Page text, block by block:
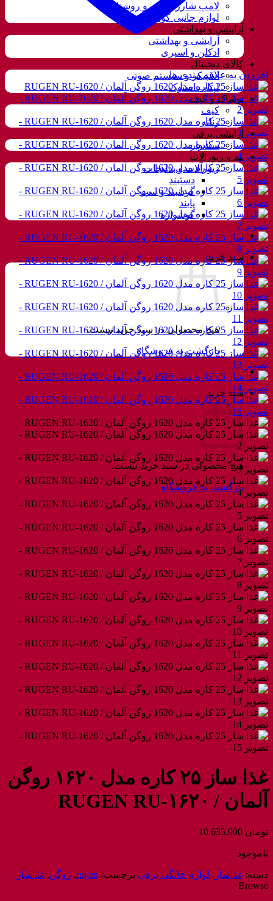
لامپ شارژی، نور و روشنایی
لوازم جانبی کوهنوردی
آرایشی و بهداشتی
آرایشی و بهداشتی
ادکلن و اسپری
کالای دیجیتال
اسپیکر و سیستم صوتی
لپتاب استوک
پوشاک و کیف
کیف
زنانه
آرایشی برقی
سشوار
مد و زیورآلات
زیورآلات و بدلیجات
دستبند
گردنبند و ست
پابند
گوشواره
سبد خرید
هیچ محصولی در سبد خرید نیست.
بازگشت به فروشگاه
سبد خرید
هیچ محصولی در سبد خرید نیست.
بازگشت به فروشگاه
افزودن به علاقه مندی ها
غذا ساز ۲۵ کاره مدل ۱۶۲۰ روگن
آلمان / RUGEN RU-۱۶۲۰
تومان
ناموجود
دسته: غذاساز , لوازم خانگی برقی برچسب: rugen
, روگن, غذاساز
Browse